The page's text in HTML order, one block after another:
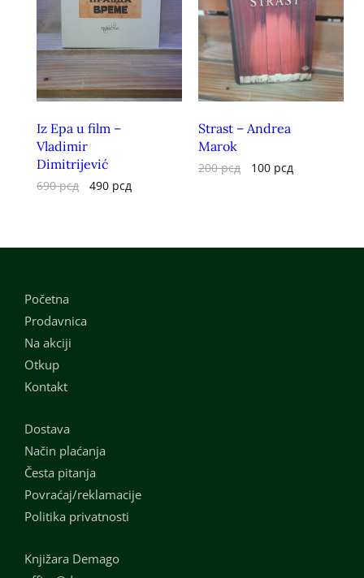
Iz Epa u film –
Vladimir
Dimitrijević
690рсд 490 рсд
Strast – Andrea
Marok
200рсд 100 рсд
Početna
Prodavnica
Na akciji
Otkup
Kontakt
Dostava
Način plaćanja
Česta pitanja
Povraćaj/reklamacije
Politika privatnosti
Knjižara Demago